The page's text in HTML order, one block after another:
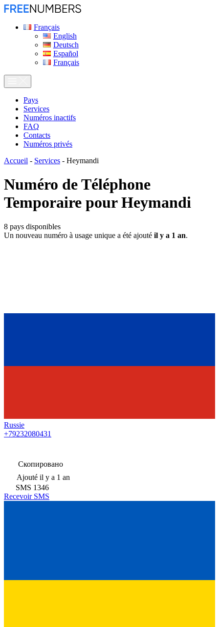
Français
English
Deutsch
Español
Français
Pays
Services
Numéros inactifs
FAQ
Contacts
Numéros privés
Accueil - Services - Heymandi
Numéro de Téléphone
Temporaire pourHeymandi
8 pays disponibles
Un nouveau numéro à usage unique a été ajouté il y a 1 an.
Russie
+79232080431
Скопировано
Ajouté il y a 1 an
SMS 1346
Recevoir SMS